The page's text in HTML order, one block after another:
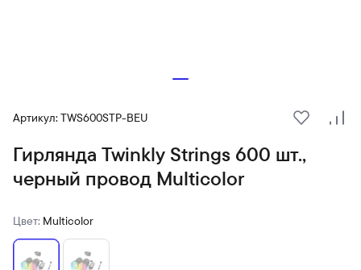
Артикул: TWS600STP-BEU
В
Гирлянда Twinkly Strings 600 шт.,
черный провод Multicolor
Цвет: Multicolor